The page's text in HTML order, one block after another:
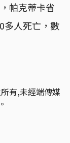
帕克蒂卡省
多人死亡，數
有,未經端傳媒